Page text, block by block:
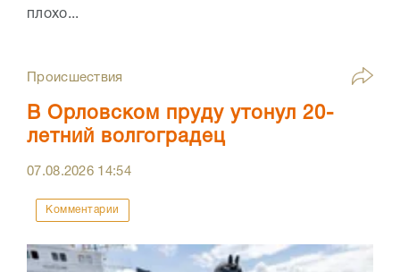
плохо...
Происшествия
В Орловском пруду утонул 20-
летний волгоградец
07.08.2026 14:54
Комментарии